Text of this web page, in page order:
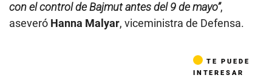
con el control de Bajmut antes del 9 de mayo”,
aseveró Hanna Malyar, viceministra de Defensa.
TE PUEDE
INTERESAR